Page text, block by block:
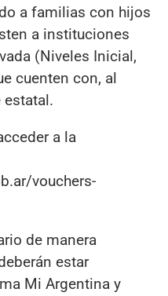
a familias con hijos
a instituciones
(Niveles Inicial,
cuenten con, al
estatal.
a la
vouchers-
de manera
estar
Mi Argentina y